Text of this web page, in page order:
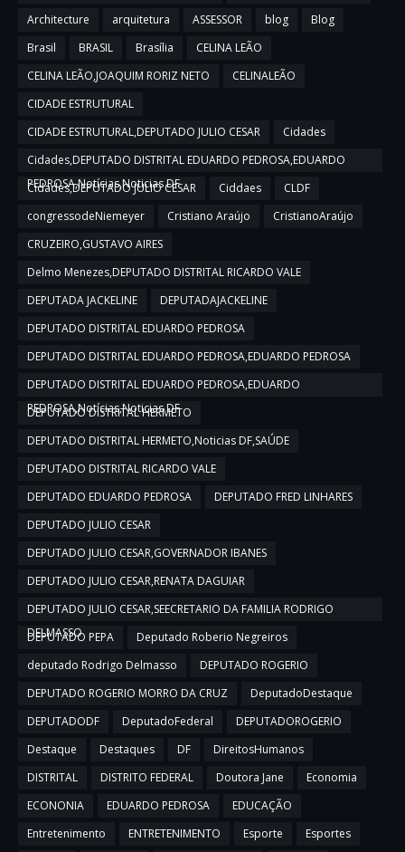
Architecture
arquitetura ASSESSOR blog
Blog
Brasil
BRASIL Brasília
CELINA LEÃO
CELINA LEÃO,JOAQUIM RORIZ NETO
CELINALEÃO
CIDADE ESTRUTURAL
CIDADE ESTRUTURAL,DEPUTADO JULIO CESAR
Cidades
Cidades,DEPUTADO DISTRITAL EDUARDO PEDROSA,EDUARDO
PEDROSA,Notícias,Noticias DF
Cidades,DEPUTADO JULIO CESAR Ciddaes
CLDF
congressodeNiemeyer
Cristiano Araújo
CristianoAraújo
CRUZEIRO,GUSTAVO AIRES
Delmo Menezes,DEPUTADO DISTRITAL RICARDO VALE
DEPUTADA JACKELINE
DEPUTADAJACKELINE
DEPUTADO DISTRITAL EDUARDO PEDROSA
DEPUTADO DISTRITAL EDUARDO PEDROSA,EDUARDO PEDROSA
DEPUTADO DISTRITAL EDUARDO PEDROSA,EDUARDO
PEDROSA,Notícias,Noticias DF
DEPUTADO DISTRITAL HERMETO
DEPUTADO DISTRITAL HERMETO,Noticias DF,SAÚDE
DEPUTADO DISTRITAL RICARDO VALE
DEPUTADO EDUARDO PEDROSA
DEPUTADO FRED LINHARES
DEPUTADO JULIO CESAR
DEPUTADO JULIO CESAR,GOVERNADOR IBANES
DEPUTADO JULIO CESAR,RENATA DAGUIAR
DEPUTADO JULIO CESAR,SEECRETARIO DA FAMILIA RODRIGO
DELMASSO
DEPUTADO PEPA
Deputado Roberio Negreiros
deputado Rodrigo Delmasso
DEPUTADO ROGERIO
DEPUTADO ROGERIO MORRO DA CRUZ
DeputadoDestaque
DEPUTADODF
DeputadoFederal
DEPUTADOROGERIO
Destaque
Destaques DF
DireitosHumanos
DISTRITAL
DISTRITO FEDERAL Doutora Jane
Economia
ECONONIA
EDUARDO PEDROSA
EDUCAÇÃO
Entretenimento
ENTRETENIMENTO Esporte
Esportes